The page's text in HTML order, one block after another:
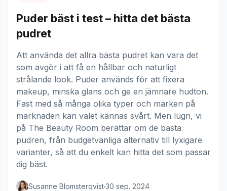
Puder bäst i test – hitta det bästa
pudret
Att använda det allra bästa pudret kan vara det
som avgör i att få en hållbar och naturligt
strålande look. Puder används för att fixera
makeup, minska glans och ge en jämnare hudton.
Fast med så många olika typer och märken på
marknaden kan valet kännas svårt. Men lugn, vi
på The Beauty Room berättar om de bästa
pudren, från budgetvänliga alternativ till lyxigare
varianter, så att du enkelt kan hitta det som passar
dig bäst.
Susanne Blomsterqvist30 sep. 2024